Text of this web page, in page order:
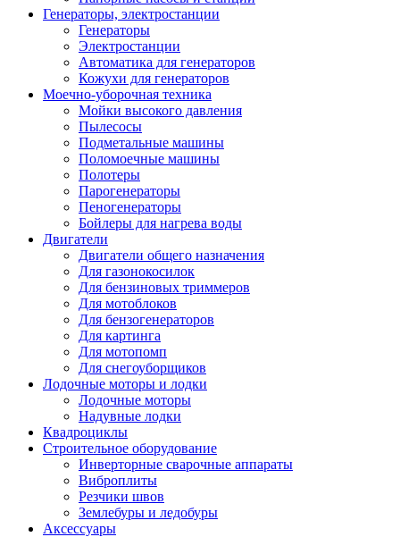
Генераторы, электростанции
Генераторы
Электростанции
Автоматика для генераторов
Кожухи для генераторов
Моечно-уборочная техника
Мойки высокого давления
Пылесосы
Подметальные машины
Поломоечные машины
Полотеры
Парогенераторы
Пеногенераторы
Бойлеры для нагрева воды
Двигатели
Двигатели общего назначения
Для газонокосилок
Для бензиновых триммеров
Для мотоблоков
Для бензогенераторов
Для картинга
Для мотопомп
Для снегоуборщиков
Лодочные моторы и лодки
Лодочные моторы
Надувные лодки
Квадроциклы
Строительное оборудование
Инверторные сварочные аппараты
Виброплиты
Резчики швов
Землебуры и ледобуры
Аксессуары